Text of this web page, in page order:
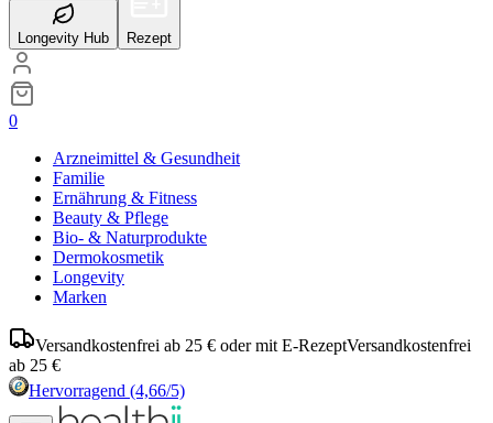
Longevity Hub Rezept
0
Arzneimittel & Gesundheit
Familie
Ernährung & Fitness
Beauty & Pflege
Bio- & Naturprodukte
Dermokosmetik
Longevity
Marken
Versandkostenfrei ab 25 € oder mit E-RezeptVersandkostenfrei
ab 25 €
Hervorragend (4,66/5)